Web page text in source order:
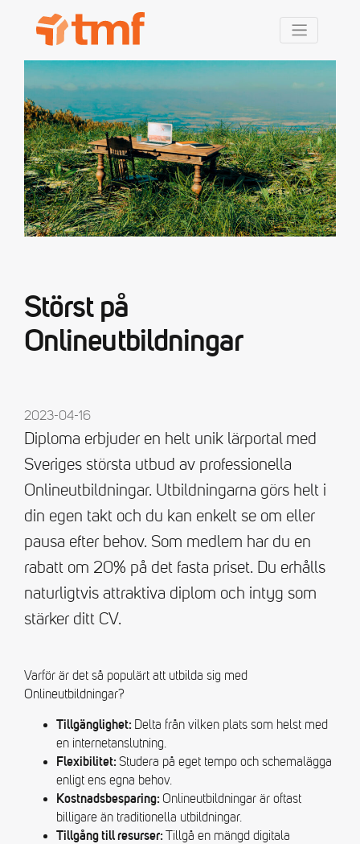
Störst på
Onlineutbildningar
2023-04-16
Diploma erbjuder en helt unik lärportal med
Sveriges största utbud av professionella
Onlineutbildningar. Utbildningarna görs helt i
din egen takt och du kan enkelt se om eller
pausa efter behov. Som medlem har du en
rabatt om 20% på det fasta priset. Du erhålls
naturligtvis attraktiva diplom och intyg som
stärker ditt CV.
Varför är det så populärt att utbilda sig med
Onlineutbildningar?
Tillgänglighet: Delta från vilken plats som helst med
en internetanslutning.
Flexibilitet: Studera på eget tempo och schemalägga
enligt ens egna behov.
Kostnadsbesparing: Onlineutbildningar är oftast
billigare än traditionella utbildningar.
Tillgång till resurser: Tillgå en mängd digitala